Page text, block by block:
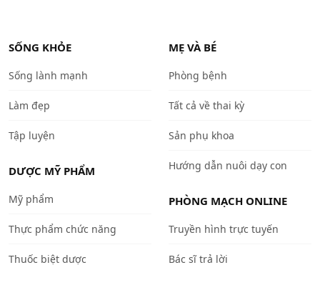
SỐNG KHỎE
Sống lành mạnh
Làm đẹp
Tập luyện
DƯỢC MỸ PHẨM
Mỹ phẩm
Thực phẩm chức năng
Thuốc biệt dược
MẸ VÀ BÉ
Phòng bệnh
Tất cả về thai kỳ
Sản phụ khoa
Hướng dẫn nuôi dạy con
PHÒNG MẠCH ONLINE
Truyền hình trực tuyến
Bác sĩ trả lời